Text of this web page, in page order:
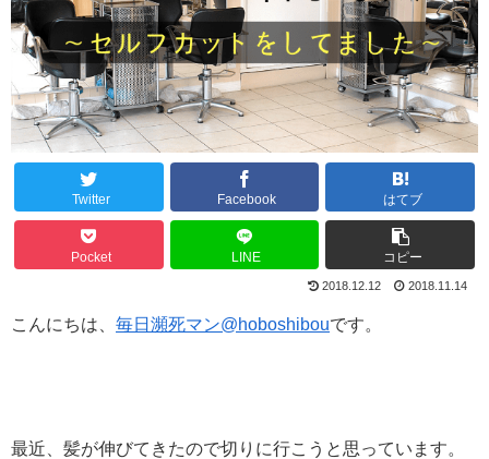
Twitter Facebook はてブ
Pocket LINE コピー
2018.12.12 2018.11.14
こんにちは、 毎日瀕死マン@hoboshibouです。
最近、髪が伸びてきたので切りに行こうと思っています。